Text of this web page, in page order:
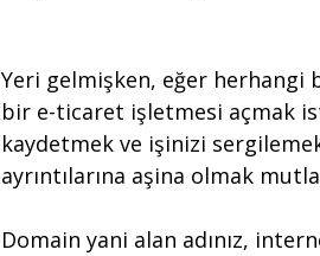
Yeri gelmişken, eğer herhangi
bir e-ticaret işletmesi açmak
kaydetmek ve işinizi
ayrıntılarına aşina olmak
Domain yani alan adınız,